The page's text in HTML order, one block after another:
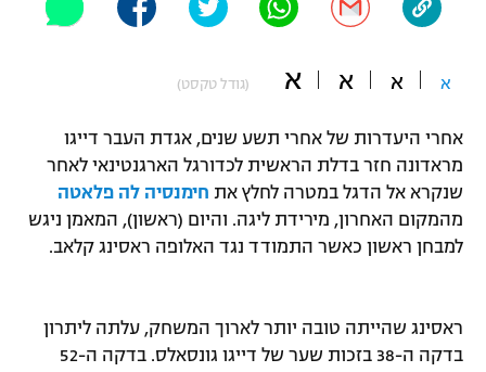
"מחצית בשכונה" – פודקאסט
תקנון משתתפים וזוכים בפרסים
תקנון עבור פעילות אלקטרה
טניס
גיימינג E-Sports
תנאי שימוש
כדורמים
פוטבול אמריקאי NFL
בייסבול MLB
אומנויות לחימה
א א א א (גודל טקסט)
אחרי היעדרות של אחרי תשע שנים, אגדת העבר דייגו
מראדונה חזר בדלת הראשית לכדורגל הארגנטינאי לאחר
שנקרא אל הדגל במטרה לחלץ את חימנסיה לה פלאטה
מהמקום האחרון, מירידת ליגה. והיום (ראשון), המאמן ניגש
למבחן ראשון כאשר התמודד נגד האלופה ראסינג קלאב.
ראסינג שהייתה טובה יותר לארוך המשחק, עלתה ליתרון
בדקה ה-38 בזכות שער של דייגו גונסאלס. בדקה ה-52